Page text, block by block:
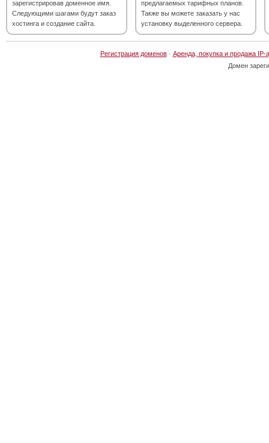
зарегистрировав доменное имя.
Следующими шагами будут заказ
хостинга и создание сайта.
предлагаемых тарифных планов.
Также вы можете заказать у нас
установку выделенного сервера.
Регистрация доменов· Аренда, покупка и продажа IP-
Домен